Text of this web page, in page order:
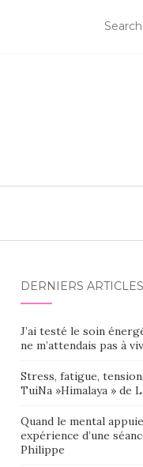
DERNIERS ARTICLES
J’ai testé le soin
ne m’attendais pas à
Stress, fatigue,
TuiNa »Himalaya » de
Quand le mental
expérience d’une
Philippe